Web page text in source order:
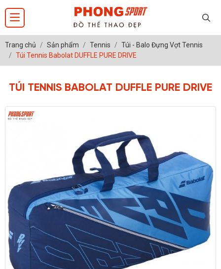
Trang chủ Sản phẩm Tennis
Túi - Balo Đựng Vợt Tennis
Túi Tennis Babolat DUFFLE PURE DRIVE
TÚI TENNIS BABOLAT DUFFLE PURE DRIVE